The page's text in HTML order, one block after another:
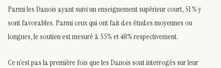
Parmi les Danois ayant suivi un enseignement supérieur court, 51 % y
sont favorables. Parmi ceux qui ont fait des études moyennes ou
longues, le soutien est mesuré à 55% et 48% respectivement.
Ce n’est pas la première fois que les Danois sont interrogés sur leur